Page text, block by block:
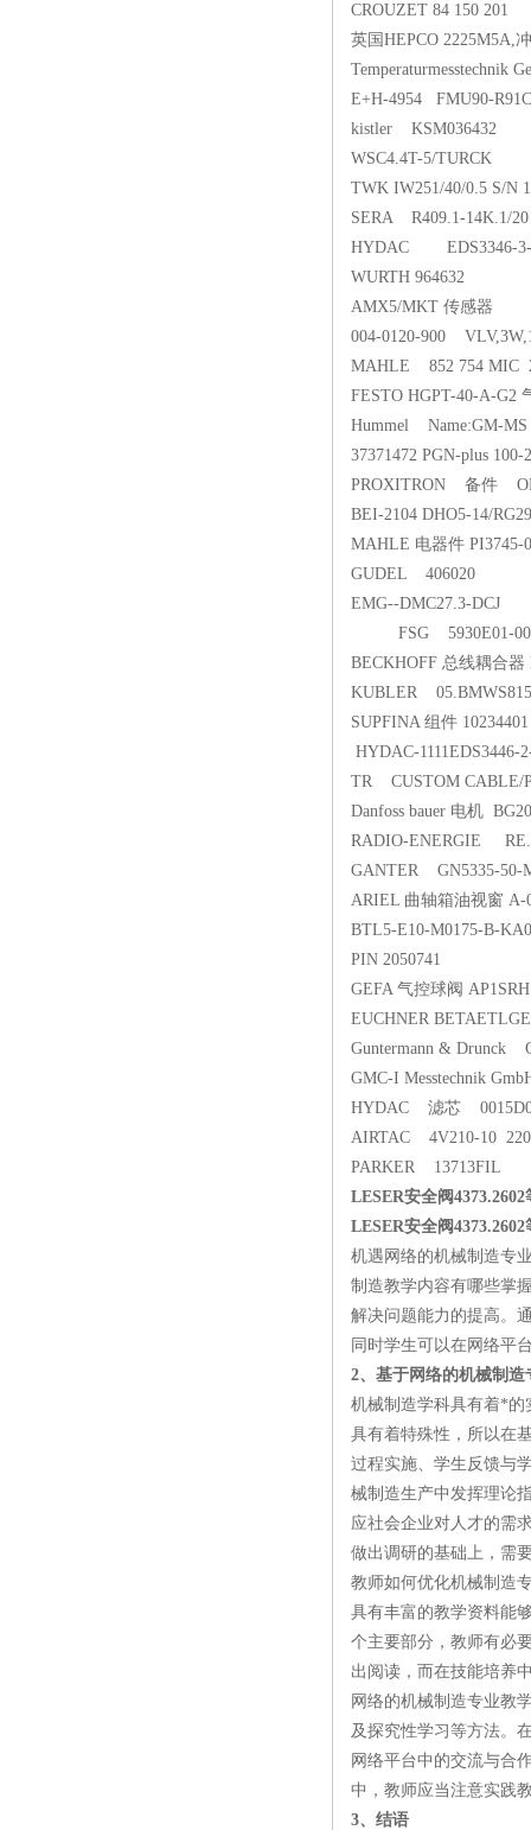
CROUZET 84 150 201
英国HEPCO 2225M5A,
Temperaturmesstechnik
E+H-4954 FMU90-
kistler KSM036432
WSC4.4T-5/TURCK
TWK IW251/40/0.5 S/N
SERA R409.1-
HYDAC EDS3346-3-
WURTH 964632
AMX5/MKT 传感器
004-0120-900
MAHLE 852 754 MIC
FESTO HGPT-40-A-G2
Hummel Name:GM-MS
37371472 PGN-plus
PROXITRON 备件
BEI-2104 DHO5-14/
MAHLE 电器件 PI3745-
GUDEL 406020
EMG--DMC27.3-DCJ
FSG 5930E01-
BECKHOFF 总线耦合器
KUBLER
SUPFINA 组件 10234401
HYDAC-1111EDS3446-
TR CUSTOM CABLE/
Danfoss bauer 电机
RADIO-ENERGIE
GANTER GN5335-50-
ARIEL 曲轴箱油视窗 A-
BTL5-E10-M0175-B-
PIN 2050741
GEFA 气控球阀 AP1SRH
EUCHNER
Guntermann &
GMC-I Messtechnik
HYDAC 滤芯
AIRTAC 4V210-10
PARKER 13713FIL
LESER安全阀
LESER安全阀
机遇网络的机械制造专
制造教学内容有哪些掌
解决问题能力的提高。
同时学生可以在网络平
2、基于网络的机械制造
机械制造学科具有着*的
具有着特殊性，所以在
过程实施、学生反馈与
械制造生产中发挥理论
应社会企业对人才的需
做出调研的基础上，需
教师如何优化机械制造
具有丰富的教学资料能
个主要部分，教师有必
出阅读，而在技能培养
网络的机械制造专业教
及探究性学习等方法。
网络平台中的交流与合
中，教师应当注意实践
3、结语